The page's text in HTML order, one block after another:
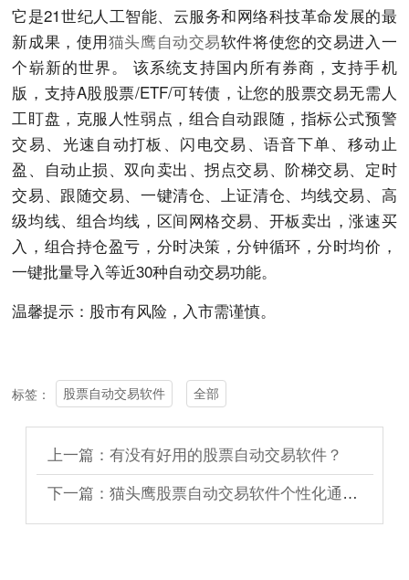
它是21世纪人工智能、云服务和网络科技革命发展的最
新成果，使用猫头鹰自动交易软件将使您的交易进入一
个崭新的世界。 该系统支持国内所有券商，支持手机
版，支持A股股票/ETF/可转债，让您的股票交易无需人
工盯盘，克服人性弱点，组合自动跟随，指标公式预警
交易、光速自动打板、闪电交易、语音下单、移动止
盈、自动止损、双向卖出、拐点交易、阶梯交易、定时
交易、跟随交易、一键清仓、上证清仓、均线交易、高
级均线、组合均线，区间网格交易、开板卖出，涨速买
入，组合持仓盈亏，分时决策，分钟循环，分时均价，
一键批量导入等近30种自动交易功能。
温馨提示：股市有风险，入市需谨慎。
标签： 股票自动交易软件 全部
上一篇：有没有好用的股票自动交易软件？
下一篇：猫头鹰股票自动交易软件个性化通达信分时指标预警自动交易买卖定制开发